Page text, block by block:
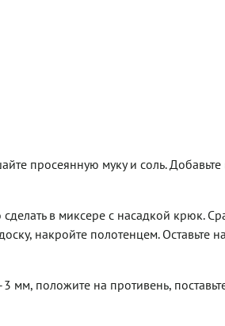
просеянную муку и соль. Добавьте
в миксере с насадкой крюк.
накройте полотенцем. Оставьте
мм, положите на противень,